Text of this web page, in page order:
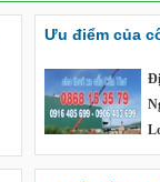
Ưu điểm của